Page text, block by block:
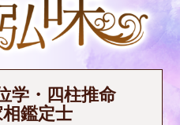
学・四柱推命
鑑定士